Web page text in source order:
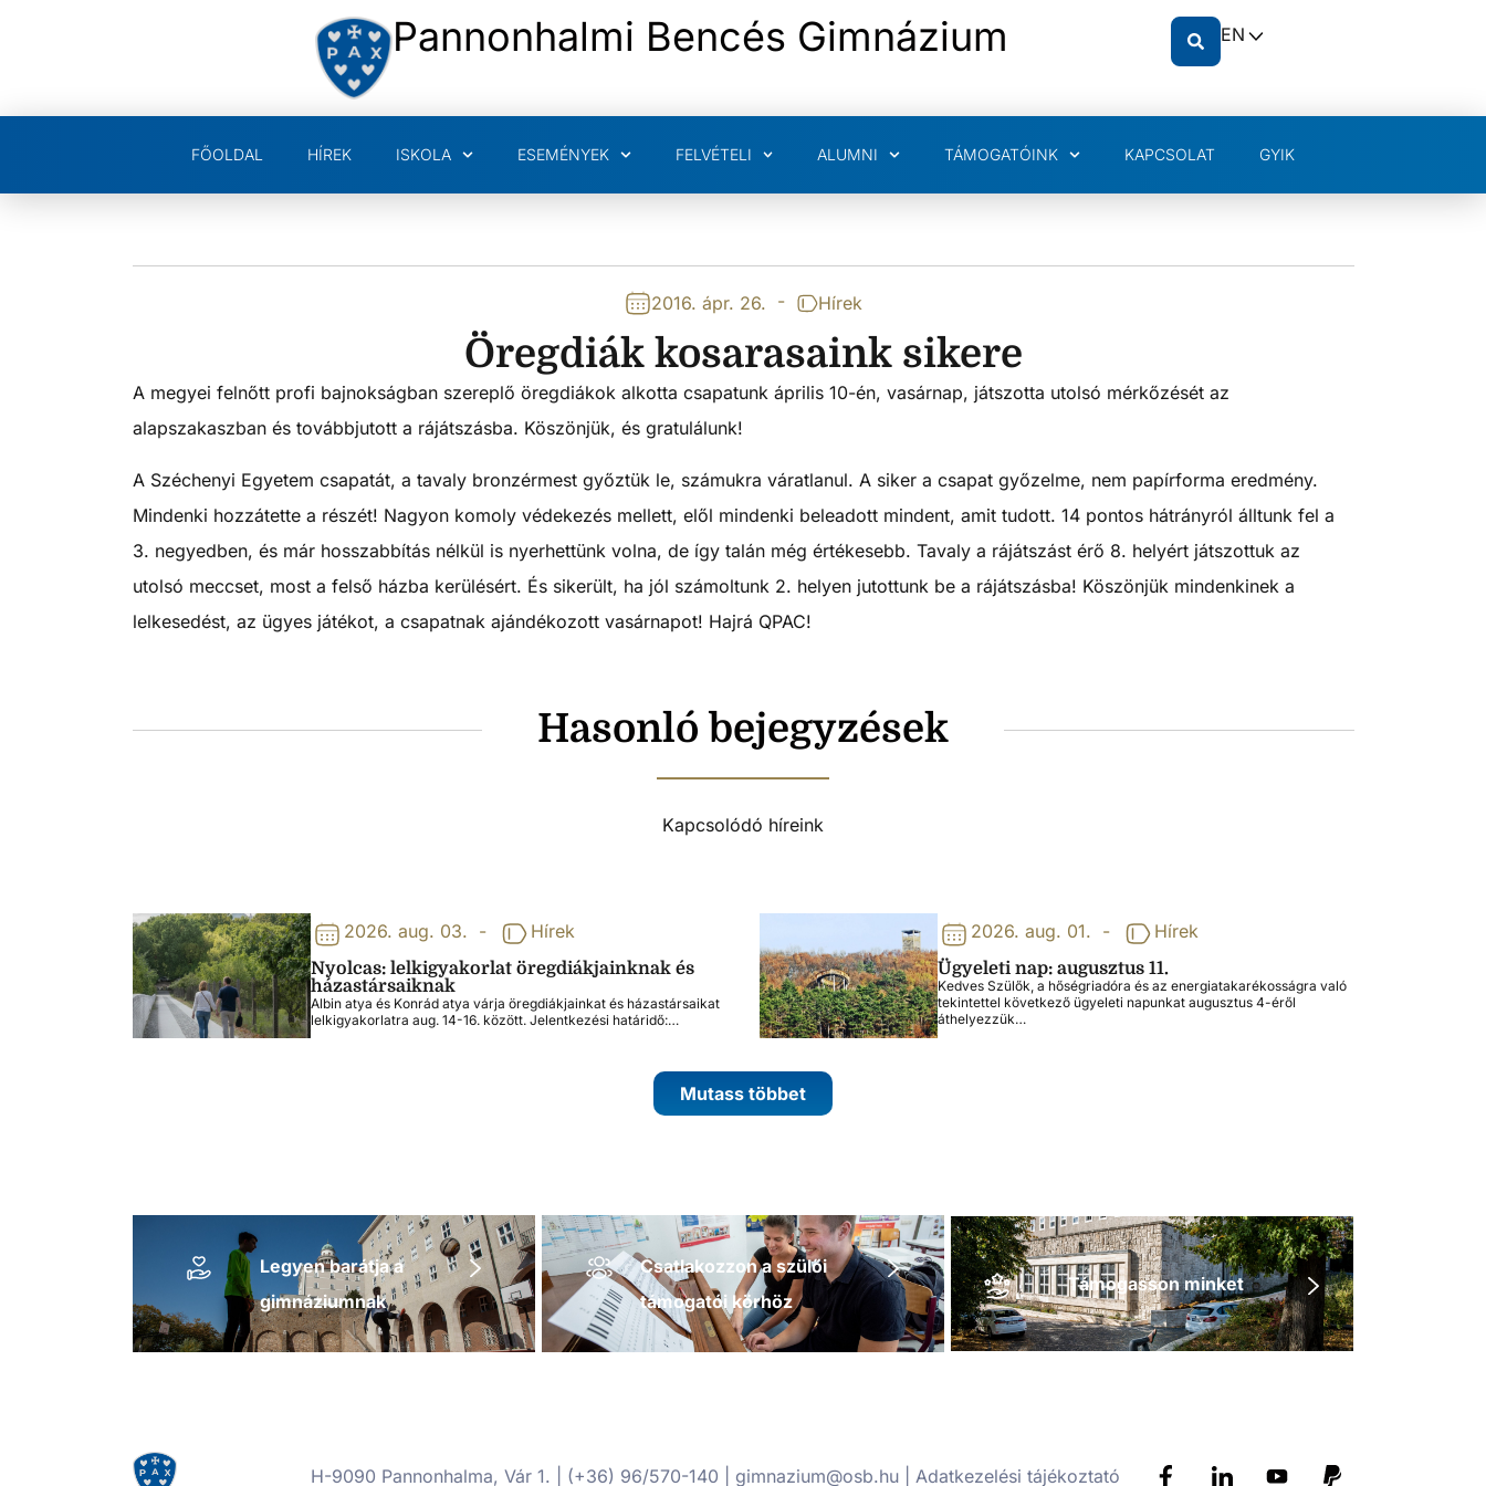
Pannonhalmi Bencés Gimnázium EN
FŐOLDAL HÍREK ISKOLA ESEMÉNYEK FELVÉTELI ALUMNI TÁMOGATÓINK KAPCSOLAT GYIK
2016. ápr. 26. - Hírek
Öregdiák kosarasaink sikere
A megyei felnőtt profi bajnokságban szereplő öregdiákok alkotta csapatunk április 10-én, vasárnap, játszotta utolsó mérkőzését az
alapszakaszban és továbbjutott a rájátszásba. Köszönjük, és gratulálunk!
A Széchenyi Egyetem csapatát, a tavaly bronzérmest győztük le, számukra váratlanul. A siker a csapat győzelme, nem papírforma eredmény.
Mindenki hozzátette a részét! Nagyon komoly védekezés mellett, elől mindenki beleadott mindent, amit tudott. 14 pontos hátrányról álltunk fel a
3. negyedben, és már hosszabbítás nélkül is nyerhettünk volna, de így talán még értékesebb. Tavaly a rájátszást érő 8. helyért játszottuk az
utolsó meccset, most a felső házba kerülésért. És sikerült, ha jól számoltunk 2. helyen jutottunk be a rájátszásba! Köszönjük mindenkinek a
lelkesedést, az ügyes játékot, a csapatnak ajándékozott vasárnapot! Hajrá QPAC!
Hasonló bejegyzések
Kapcsolódó híreink
2026. aug. 03. - Hírek
Nyolcas: lelkigyakorlat öregdiákjainknak és
házastársaiknak
Albin atya és Konrád atya várja öregdiákjainkat és házastársaikat
lelkigyakorlatra aug. 14-16. között. Jelentkezési határidő:…
2026. aug. 01. - Hírek
Ügyeleti nap: augusztus 11.
Kedves Szülők, a hőségriadóra és az energiatakarékosságra való
tekintettel következő ügyeleti napunkat augusztus 4-éről
áthelyezzük…
Mutass többet
Legyen barátja a
gimnáziumnak
Csatlakozzon a szülői
támogatói körhöz
Támogasson minket
H-9090 Pannonhalma, Vár 1. | (+36) 96/570-140 | gimnazium@osb.hu | Adatkezelési tájékoztató